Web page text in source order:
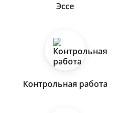
Эссе
Контрольная работа